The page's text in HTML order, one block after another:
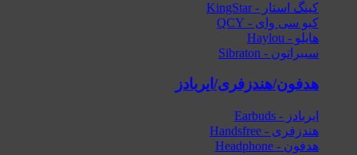
کینگ استار - KingStar
کیو سی وای - QCY
هایلو - Haylou
سیبراتون - Sibraton
هدفون/هندزفری/ایربادز
ایربادز - Earbuds
هندزفری - Handsfree
هدفون - Headphone